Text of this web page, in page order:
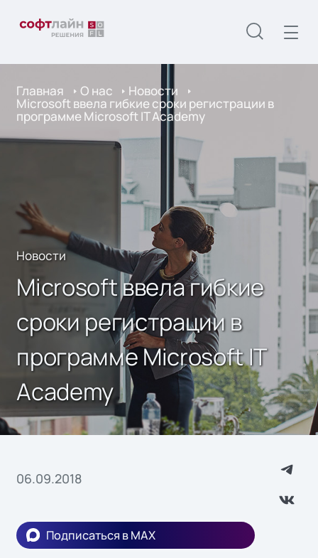
Главная О нас Новости
Microsoft ввела гибкие сроки регистрации в
программе Microsoft IT Academy
Новости
Microsoft ввела гибкие
сроки регистрации в
программе Microsoft IT
Academy
06.09.2018
Подписаться в MAX